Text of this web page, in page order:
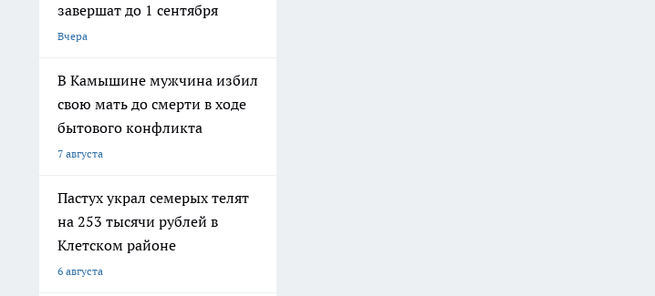
завершат до 1 сентября
Вчера
В Камышине мужчина избил
свою мать до смерти в ходе
бытового конфликта
7 августа
Пастух украл семерых телят
на 253 тысячи рублей в
Клетском районе
6 августа